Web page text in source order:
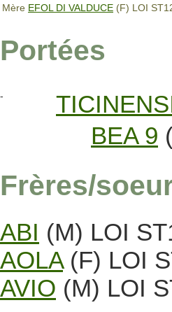
Mère EFOL DI VALDUCE (F) LOI
Portées
-
BEA 9
Frères/
ABI (M) LOI
AOLA(F) LOI
AVIO (M) LOI